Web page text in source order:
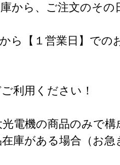
庫から、ご注文のそ
ら【１営業日】での
利用ください！
電機の商品のみで構
庫がある場合（お急